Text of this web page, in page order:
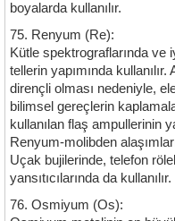
boyalarda kullanılır.
75. Renyum (Re):
Kütle spektrograflarında ve
tellerin yapımında
dirençli olması nedeniyle,
bilimsel gereçlerin
kullanılan flaş ampullerinin
Renyum-molibden
Uçak bujilerinde, telefon
yansıtıcılarında da kullanılır.
76. Osmiyum (Os):